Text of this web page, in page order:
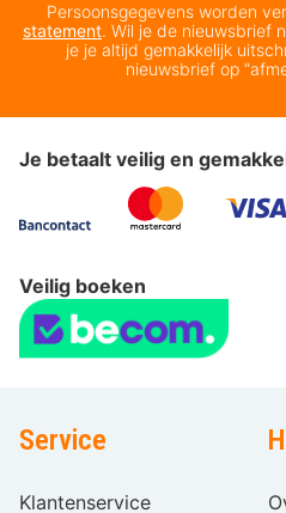
Persoonsgegevens worden
statement. Wil je de nieuwsbrief
je je altijd gemakkelijk
nieuwsbrief op
Je betaalt veilig en
Veilig boeken
Service
Klantenservice